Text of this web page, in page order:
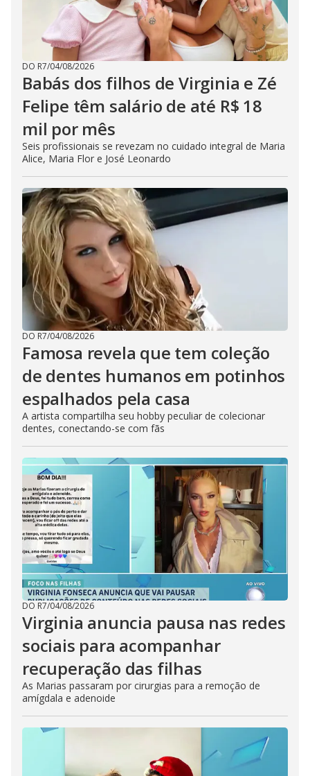
DO R7/04/08/2026
Babás dos filhos de Virginia e Zé
Felipe têm salário de até R$ 18
mil por mês
Seis profissionais se revezam no cuidado integral de Maria
Alice, Maria Flor e José Leonardo
DO R7/04/08/2026
Famosa revela que tem coleção
de dentes humanos em potinhos
espalhados pela casa
A artista compartilha seu hobby peculiar de colecionar
dentes, conectando-se com fãs
DO R7/04/08/2026
Virginia anuncia pausa nas redes
sociais para acompanhar
recuperação das filhas
As Marias passaram por cirurgias para a remoção de
amígdala e adenoide